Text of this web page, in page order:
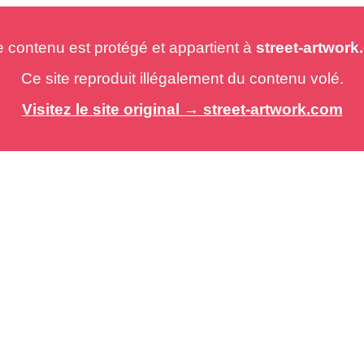
est protégé et appartient à street-
Ce site reproduit illégalement du contenu volé.
Visitez le site original → street-artwork.com